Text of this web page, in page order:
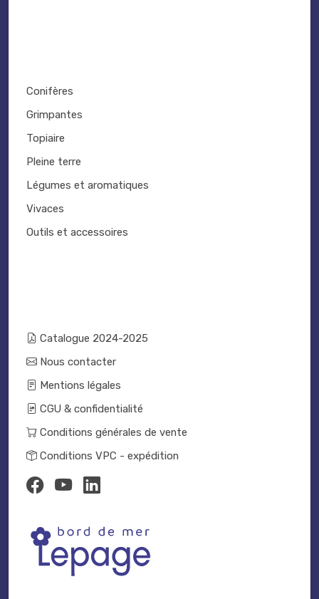
Conifères
Grimpantes
Topiaire
Pleine terre
Légumes et aromatiques
Vivaces
Outils et accessoires
Catalogue 2024-2025
Nous contacter
Mentions légales
CGU & confidentialité
Conditions générales de vente
Conditions VPC - expédition